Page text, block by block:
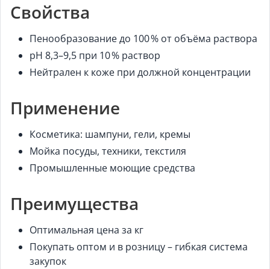
Свойства
Пенообразование до 100 % от объёма раствора
pH 8,3–9,5 при 10 % раствор
Нейтрален к коже при должной концентрации
Применение
Косметика: шампуни, гели, кремы
Мойка посуды, техники, текстиля
Промышленные моющие средства
Преимущества
Оптимальная цена за кг
Покупать оптом и в розницу – гибкая система
закупок